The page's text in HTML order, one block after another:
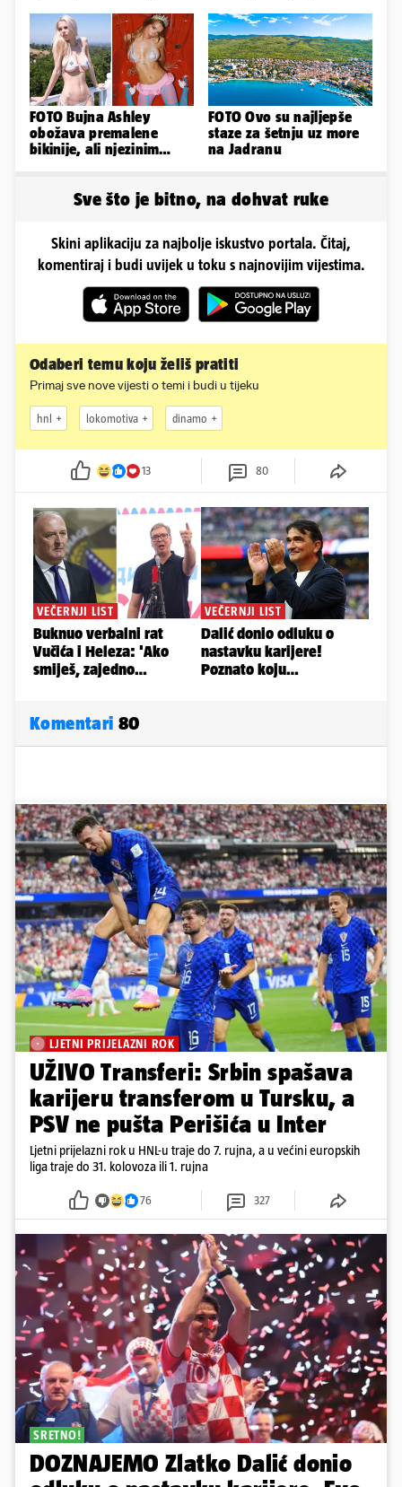
igračke'
Rijeku?
FOTO Bujna Ashley
obožava premalene
bikinije, ali njezinim
FOTO Ovo su najljepše
staze za šetnju uz more
na Jadranu
Sve što je bitno, na dohvat ruke
Skini aplikaciju za najbolje iskustvo portala. Čitaj,
komentiraj i budi uvijek u toku s najnovijim vijestima.
Odaberi temu koju želiš pratiti
Primaj sve nove vijesti o temi i budi u tijeku
hnl lokomotiva dinamo
13 80
Komentari 80
LJETNI PRIJELAZNI ROK
UŽIVO Transferi: Srbin spašava
karijeru transferom u Tursku, a
PSV ne pušta Perišića u Inter
Ljetni prijelazni rok u HNL-u traje do 7. rujna, a u većini europskih
liga traje do 31. kolovoza ili 1. rujna
76 327
SRETNO!
DOZNAJEMO Zlatko Dalić donio